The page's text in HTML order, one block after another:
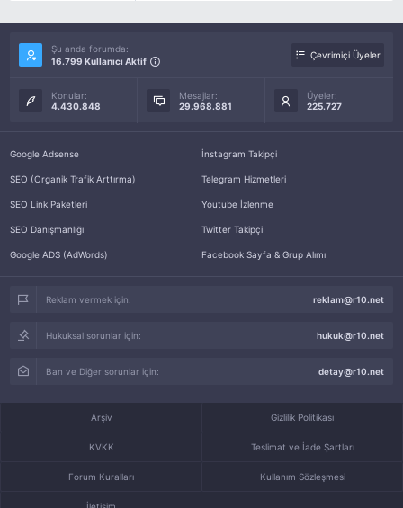
Şu anda forumda:
16.799 Kullanıcı Aktif
Çevrimiçi Üyeler
Konular:
4.430.848
Mesajlar:
29.968.881
Üyeler:
225.727
Google Adsense
SEO (Organik Trafik Arttırma)
SEO Link Paketleri
SEO Danışmanlığı
Google ADS (AdWords)
İnstagram Takipçi
Telegram Hizmetleri
Youtube İzlenme
Twitter Takipçi
Facebook Sayfa & Grup Alımı
Reklam vermek için: reklam@r10.net
Hukuksal sorunlar için: hukuk@r10.net
Ban ve Diğer sorunlar için: detay@r10.net
Arşiv Gizlilik Politikası
KVKK Teslimat ve İade Şartları
Forum Kuralları Kullanım Sözleşmesi